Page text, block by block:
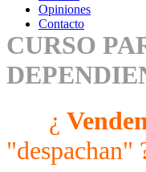
Opiniones
Contacto
CURSO
¿
"despachan"